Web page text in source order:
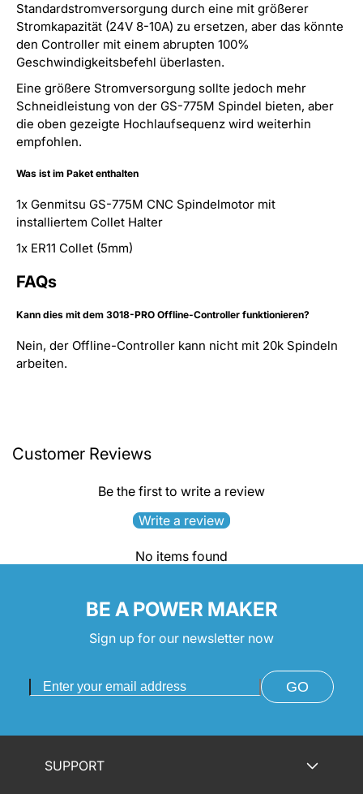
Standardstromversorgung durch eine mit größerer
Stromkapazität (24V 8-10A) zu ersetzen, aber das könnte
den Controller mit einem abrupten 100%
Geschwindigkeitsbefehl überlasten.
Eine größere Stromversorgung sollte jedoch mehr
Schneidleistung von der GS-775M Spindel bieten, aber
die oben gezeigte Hochlaufsequenz wird weiterhin
empfohlen.
Was ist im Paket enthalten
1x Genmitsu GS-775M CNC Spindelmotor mit
installiertem Collet Halter
1x ER11 Collet (5mm)
FAQs
Kann dies mit dem 3018-PRO Offline-Controller funktionieren?
Nein, der Offline-Controller kann nicht mit 20k Spindeln
arbeiten.
Customer Reviews
Be the first to write a review
Write a review
No items found
BE A POWER MAKER
Sign up for our newsletter now
GO
SUPPORT